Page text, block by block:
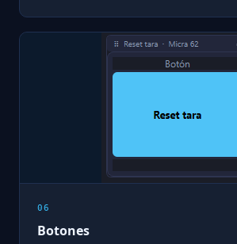
06
Botones